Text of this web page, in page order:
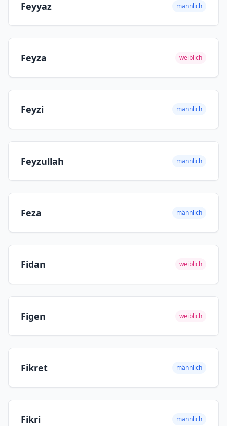
Feyyaz männlich
Feyza weiblich
Feyzi männlich
Feyzullah männlich
Feza männlich
Fidan weiblich
Figen weiblich
Fikret männlich
Fikri männlich